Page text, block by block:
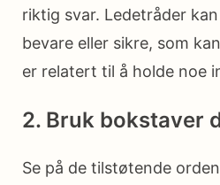
riktig svar. Ledetråder
bevare eller sikre, som
er relatert til å holde noe
2. Bruk bokstaver
Se på de tilstøtende